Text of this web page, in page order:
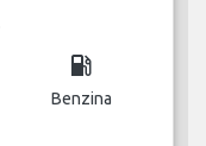
local_gas_station
Benzina